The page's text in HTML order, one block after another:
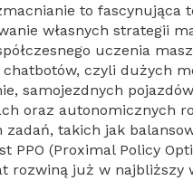
to fascynująca
własnych strategii
uczenia
czyli dużych
samojezdnych
oraz autonomicznych
zadań, takich jak
PPO (Proximal Policy
rozwiną już w najbliższy